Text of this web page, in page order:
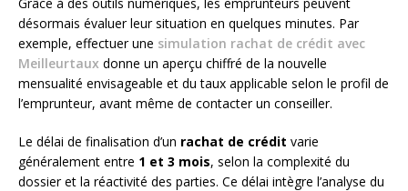
désormais évaluer leur situation en quelques minutes. Par
exemple, effectuer une simulation rachat de crédit avec
Meilleurtaux donne un aperçu chiffré de la nouvelle
mensualité envisageable et du taux applicable selon le profil de
l’emprunteur, avant même de contacter un conseiller.
Le délai de finalisation d’un rachat de crédit varie
généralement entre 1 et 3 mois, selon la complexité du
dossier et la réactivité des parties. Ce délai intègre l’analyse du